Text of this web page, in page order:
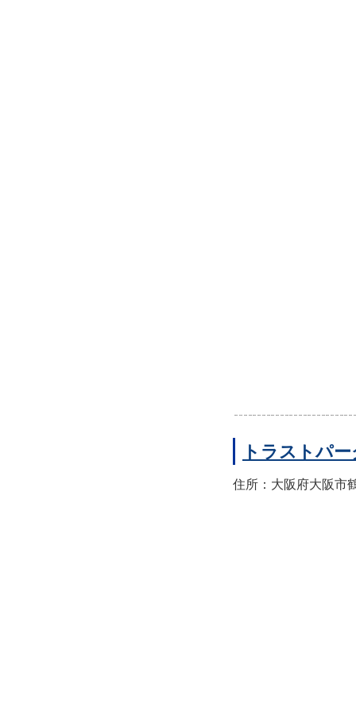
トラストパ
住所：大阪府大阪市